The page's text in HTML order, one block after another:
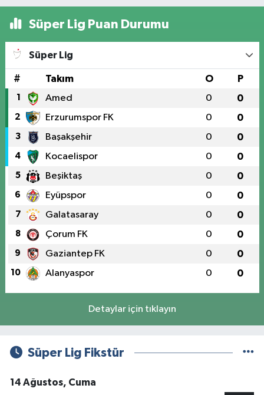
Süper Lig Puan Durumu
Süper Lig
# Takım O P
1 Amed 0 0
2 Erzurumspor FK 0 0
3 Başakşehir 0 0
4 Kocaelispor 0 0
5 Beşiktaş 0 0
6 Eyüpspor 0 0
7 Galatasaray 0 0
8 Çorum FK 0 0
9 Gaziantep FK 0 0
10 Alanyaspor 0 0
Detaylar için tıklayın
Süper Lig Fikstür
14 Ağustos, Cuma